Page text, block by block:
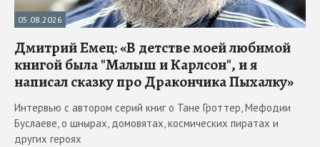
05.08.2026
Дмитрий Емец: «В детстве моей любимой
книгой была "Малыш и Карлсон", и я
написал сказку про Дракончика Пыхалку»
Интервью с автором серий книг о Тане Гроттер, Мефодии
Буслаеве, о шнырах, домовятах, космических пиратах и
других героях